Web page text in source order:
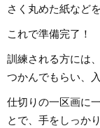
さく丸めた紙など
これで準備完了！
訓練される方には
つかんでもらい、
仕切りの一区画に
とで、手をしっか